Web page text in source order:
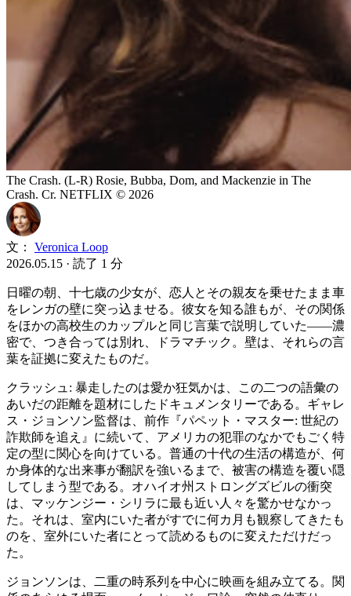
The Crash. (L-R) Rosie, Bubba, Dom, and Mackenzie in The
Crash. Cr. NETFLIX © 2026
文：
Veronica Loop
2026.05.15 · 読了 1 分
日曜の朝、十七歳の少女が、恋人とその親友を乗せたまま車
をレンガの壁に突っ込ませる。彼女を知る誰もが、その関係
をほかの高校生のカップルと同じ言葉で説明していた——濃
密で、つき合っては別れ、ドラマチック。壁は、それらの言
葉を証拠に変えたものだ。
クラッシュ: 暴走したのは愛か狂気かは、この二つの語彙の
あいだの距離を題材にしたドキュメンタリーである。ギャレ
ス・ジョンソン監督は、前作『パペット・マスター: 世紀の
詐欺師を追え』に続いて、アメリカの犯罪のなかでもごく特
定の型に関心を向けている。普通の十代の生活の構造が、何
か身体的な出来事が翻訳を強いるまで、被害の構造を覆い隠
してしまう型である。オハイオ州ストロングズビルの衝突
は、マッケンジー・シリラに最も近い人々を驚かせなかっ
た。それは、室内にいた者がすでに何カ月も観察してきたも
のを、室外にいた者にとって読めるものに変えただけだっ
た。
ジョンソンは、二重の時系列を中心に映画を組み立てる。関